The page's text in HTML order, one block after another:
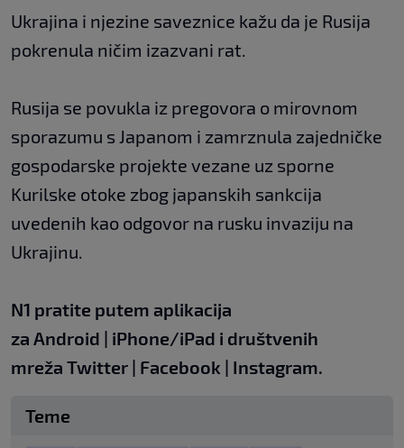
Ukrajina i njezine saveznice kažu da je Rusija
pokrenula ničim izazvani rat.
Rusija se povukla iz pregovora o mirovnom
sporazumu s Japanom i zamrznula zajedničke
gospodarske projekte vezane uz sporne
Kurilske otoke zbog japanskih sankcija
uvedenih kao odgovor na rusku invaziju na
Ukrajinu.
N1 pratite putem aplikacija
za Android | iPhone/iPad i društvenih
mreža Twitter | Facebook | Instagram.
Teme